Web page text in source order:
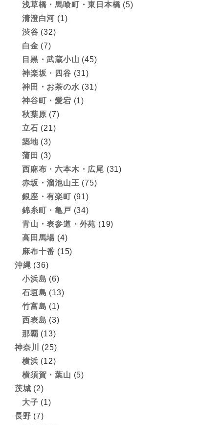
浅草橋・馬喰町・東日本橋 (5)
清澄白河 (1)
渋谷 (32)
白金 (7)
目黒・武蔵小山 (45)
神楽坂・四谷 (31)
神田・お茶の水 (31)
神谷町・愛宕 (1)
秋葉原 (7)
立石 (21)
築地(3)
蒲田 (3)
西麻布・六本木・広尾 (31)
赤坂・溜池山王 (75)
銀座・有楽町 (91)
錦糸町・亀戸 (34)
青山・表参道・外苑 (19)
高田馬場 (4)
麻布十番 (15)
沖縄 (36)
小浜島 (6)
石垣島 (13)
竹富島 (1)
西表島 (3)
那覇 (13)
神奈川
(25)
横浜 (12)
横須賀・葉山 (5)
茨城 (2)
大子 (1)
長野 (7)